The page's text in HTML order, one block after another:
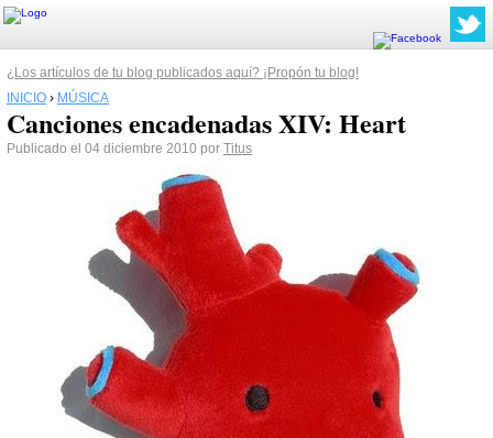
¿Los artículos de tu blog publicados aquí? ¡Propón tu blog!
INICIO › MÚSICA
Canciones encadenadas XIV: Heart
Publicado el 04 diciembre 2010 por Titus